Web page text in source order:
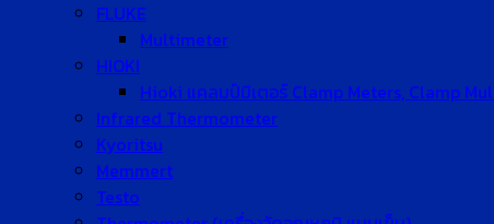
FLUKE
Multimeter
HIOKI
Hioki แคลมป์มิเตอร์ Clamp Meters, Clamp
Infrared Thermometer
Kyoritsu
Memmert
Testo